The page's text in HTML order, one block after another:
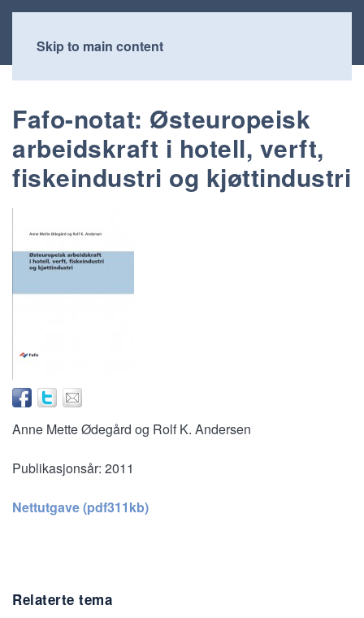
Skip to main content
Fafo-notat: Østeuropeisk
arbeidskraft i hotell, verft,
fiskeindustri og kjøttindustri
Anne Mette Ødegård og Rolf K. Andersen
Publikasjonsår: 2011
Nettutgave (pdf311kb)
Relaterte tema